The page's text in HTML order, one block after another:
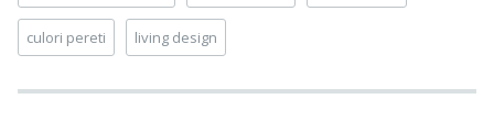
culori pereti living design